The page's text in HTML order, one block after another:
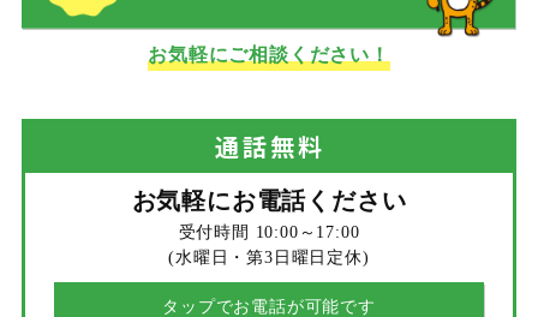
お気軽にご相談ください！
通話無料
お気軽にお電話ください
受付時間 10:00～17:00
(水曜日・第3日曜日定休)
タップでお電話が可能です